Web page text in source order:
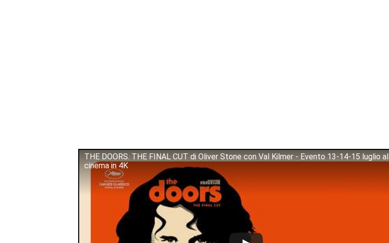
THE DOORS. THE FINAL CUT di Oliver Stone con Val Kilmer - Evento 13-14-15 luglio al
cinema in 4K